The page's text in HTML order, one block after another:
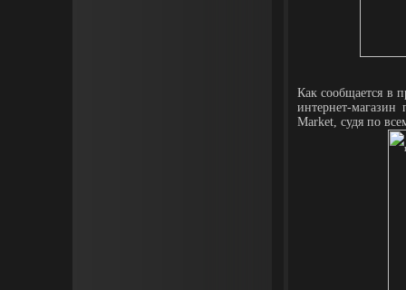
Как сообщается в
интернет-магазин
Market, судя по